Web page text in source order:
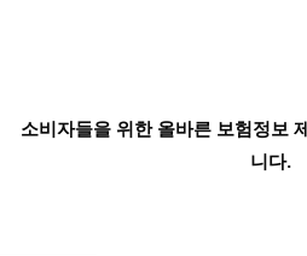
소비자들을 위한 올바른 보험정보
니다.